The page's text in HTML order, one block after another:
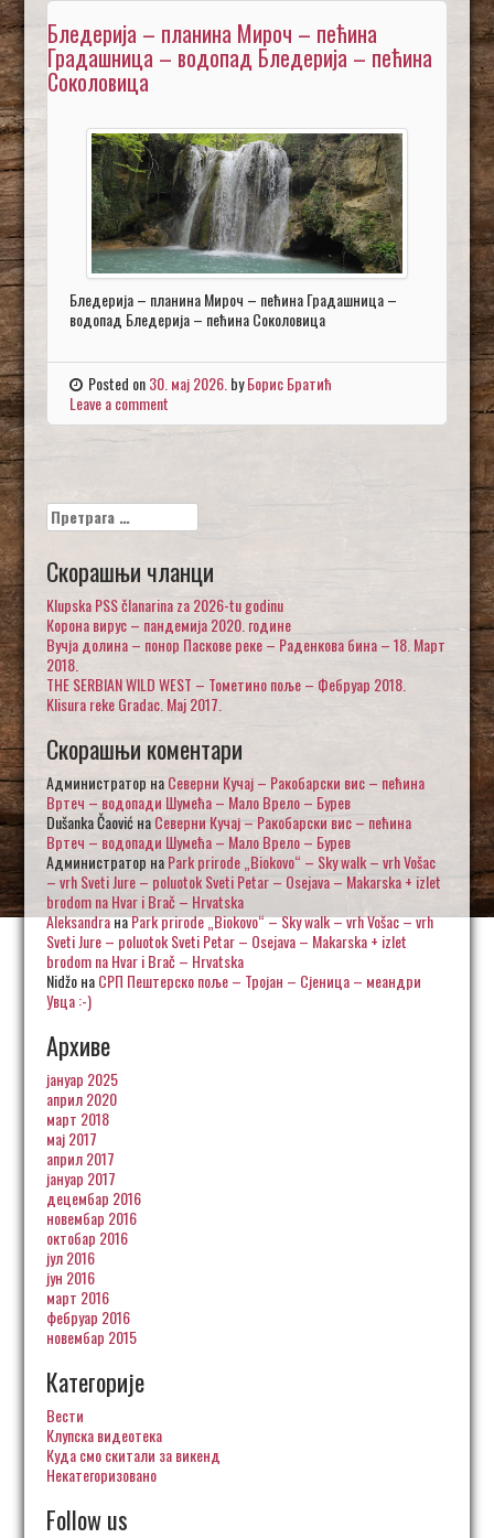
Бледерија – планина Мироч – пећина
Градашница – водопад Бледерија – пећина
Соколовица
Бледерија – планина Мироч – пећина Градашница –
водопад Бледерија – пећина Соколовица
Posted on30. мај 2026. byБорис Братић
Leave a comment
Претрага
за:
Скорашњи чланци
Klupska PSS članarina za 2026-tu godinu
Корона вирус – пандемија 2020. године
Вучја долина – понор Паскове реке – Раденкова бина – 18. Март
2018.
THE SERBIAN WILD WEST – Тометино поље – Фебруар 2018.
Klisura reke Gradac. Maj 2017.
Скорашњи коментари
Администратор наСеверни Кучај – Ракобарски вис – пећина
Вртеч – водопади Шумећа – Мало Врело – Бурев
Dušanka ČaovićнаСеверни Кучај – Ракобарски вис – пећина
Вртеч – водопади Шумећа – Мало Врело – Бурев
Администратор наPark prirode „Biokovo“ – Sky walk – vrh Vošac
– vrh Sveti Jure – poluotok Sveti Petar – Osejava – Makarska + izlet
brodom na Hvar i Brač – Hrvatska
AleksandraнаPark prirode „Biokovo“ – Sky walk – vrh Vošac – vrh
Sveti Jure – poluotok Sveti Petar – Osejava – Makarska + izlet
brodom na Hvar i Brač – Hrvatska
NidžoнаСРП Пештерско поље – Тројан – Сјеница – меандри
Увца :-)
Архиве
јануар 2025
април 2020
март 2018
мај 2017
април 2017
јануар 2017
децембар 2016
новембар 2016
октобар 2016
јул 2016
јун 2016
март 2016
фебруар 2016
новембар 2015
Категорије
Вести
Клупска видеотека
Куда смо скитали за викенд
Некатегоризовано
Follow us